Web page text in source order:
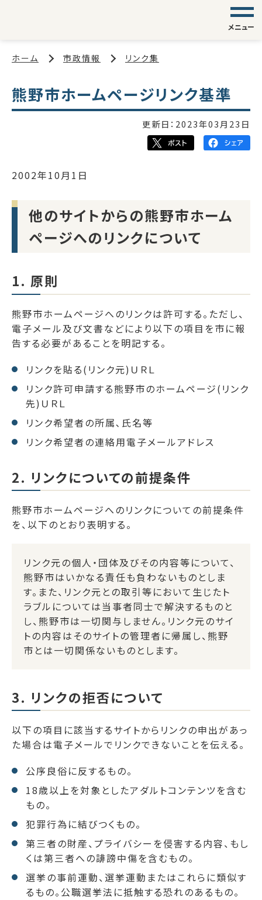
メニュー
ホーム 市政情報 リンク集
熊野市ホームページリンク基準
更新日： 2023年03月23日
2002年10月1日
他のサイトからの熊野市ホーム
ページへのリンクについて
1. 原則
熊野市ホームページへのリンクは許可する。ただし、
電子メール及び文書などにより以下の項目を市に報
告する必要があることを明記する。
リンクを貼る(リンク元)ＵＲＬ
リンク許可申請する熊野市のホームページ(リンク
先)ＵＲＬ
リンク希望者の所属､氏名等
リンク希望者の連絡用電子メールアドレス
2. リンクについての前提条件
熊野市ホームページへのリンクについての前提条件
を、以下のとおり表明する。
リンク元の個人・団体及びその内容等について、
熊野市はいかなる責任も負わないものとしま
す。また、リンク元との取引等において生じたト
ラブルについては当事者同士で解決するものと
し、熊野市は一切関与しません。リンク元のサイ
トの内容はそのサイトの管理者に帰属し、熊野
市とは一切関係ないものとします。
3. リンクの拒否について
以下の項目に該当するサイトからリンクの申出があっ
た場合は電子メールでリンクできないことを伝える。
公序良俗に反するもの。
18歳以上を対象としたアダルトコンテンツを含む
もの。
犯罪行為に結びつくもの。
第三者の財産、プライバシーを侵害する内容、もし
くは第三者への誹謗中傷を含むもの。
選挙の事前運動、選挙運動またはこれらに類似す
るもの。公職選挙法に抵触する恐れのあるもの。